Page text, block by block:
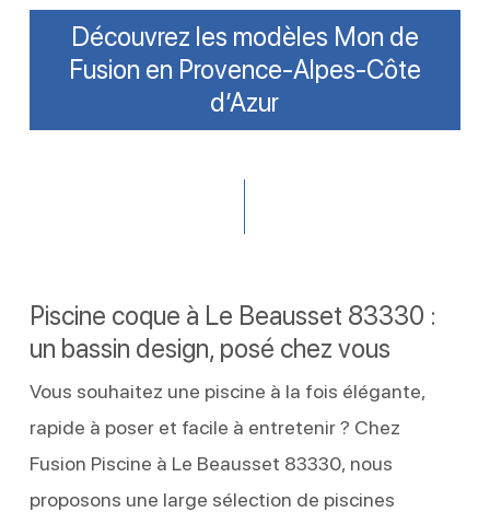
Découvrez les modèles Mon de
Fusion en Provence-Alpes-Côte
d’Azur
Piscine coque à Le Beausset 83330 :
un bassin design, posé chez vous
Vous souhaitez une piscine à la fois élégante,
rapide à poser et facile à entretenir ? Chez
Fusion Piscine à Le Beausset 83330, nous
proposons une large sélection de piscines